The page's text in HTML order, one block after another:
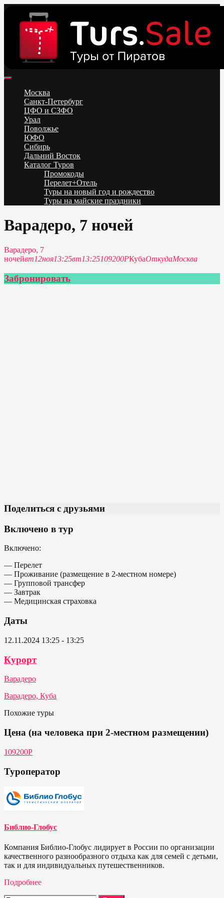
content
Низкие цены на путевки 3-7-10 ночей все включено, отдых на
море. Распродажа экскурсионных и горнолыжных туров.
Обновление каждый день. Официальный сайт Тур Сейл
Москва
Санкт-Петербург
ЦФО и СЗФО
Урал
Поволжье
ЮФО
Сибирь
Дальний Восток
Каталог Туров
Промокоды
Перелет+Отель
Туры на новый год и рождество
Туры на майские праздники
Варадеро, 7 ночей
Варадеро, 7
ночейвт12ноя13:25вт13:25109200РКубаОткудаМосква
Забронировать
Поделиться с друзьями
Включено в тур
Включено:
— Перелет
— Проживание (размещение в 2-местном номере)
— Групповой трансфер
— Завтрак
— Медицинская страховка
Даты
12.11.2024 13:25 - 13:25
Курорт
Варадеро
Варадеро, Куба
Похожие туры
Цена (на человека при 2-местном размещении)
109200Р
Туроператор
Библио-Глобус
Компания Библио-Глобус лидирует в России по организации
качественного разнообразного отдыха как для семей с детьми,
так и для индивидуальных путешественников.
Подробнее